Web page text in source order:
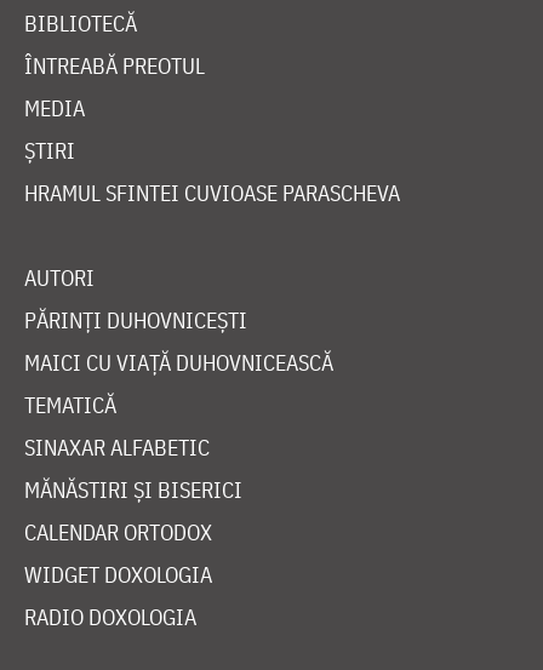
BIBLIOTECĂ
ÎNTREABĂ PREOTUL
MEDIA
ȘTIRI
HRAMUL SFINTEI CUVIOASE PARASCHEVA
AUTORI
PĂRINȚI DUHOVNICEȘTI
MAICI CU VIAȚĂ DUHOVNICEASCĂ
TEMATICĂ
SINAXAR ALFABETIC
MĂNĂSTIRI ȘI BISERICI
CALENDAR ORTODOX
WIDGET DOXOLOGIA
RADIO DOXOLOGIA